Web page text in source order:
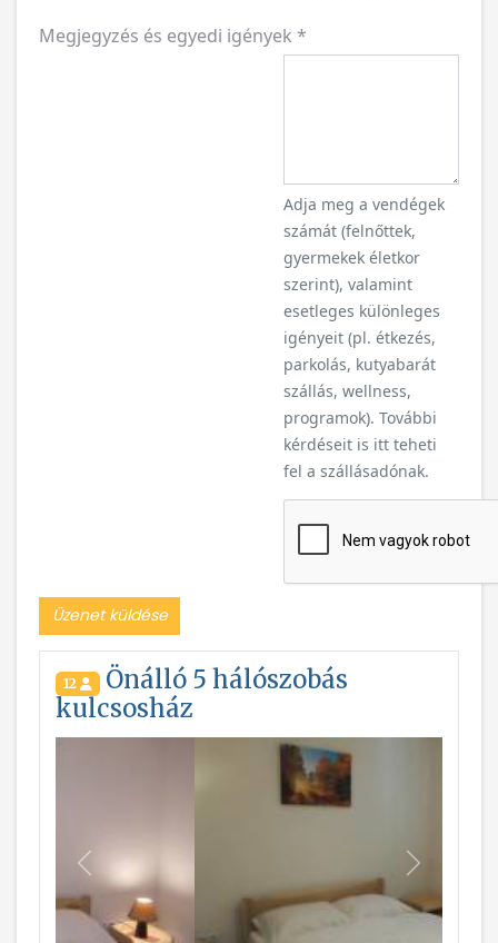
Megjegyzés és egyedi igények *
Adja meg a vendégek
számát (felnőttek,
gyermekek életkor
szerint), valamint
esetleges különleges
igényeit (pl. étkezés,
parkolás, kutyabarát
szállás, wellness,
programok). További
kérdéseit is itt teheti
fel a szállásadónak.
Üzenet küldése
12
Önálló 5 hálószobás
kulcsosház
Vissza